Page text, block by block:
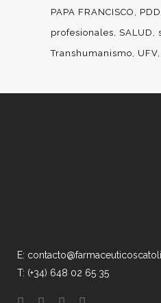
PAPA FRANCISCO
PDD
profesionales
SALUD
Transhumanismo
UFV
E:
T: (+34) 648 02 65 35